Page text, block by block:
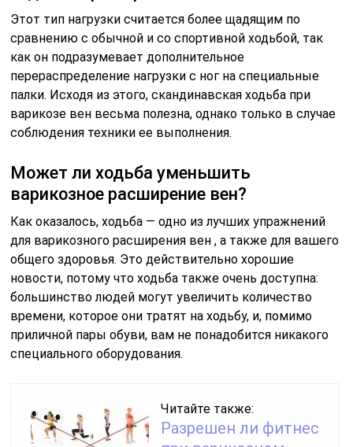
Этот тип нагрузки считается более щадящим по
сравнению с обычной и со спортивной ходьбой, так
как он подразумевает дополнительное
перераспределение нагрузки с ног на специальные
палки. Исходя из этого, скандинавская ходьба при
варикозе вен весьма полезна, однако только в случае
соблюдения техники ее выполнения.
Может ли ходьба уменьшить
варикозное расширение вен?
Как оказалось, ходьба — одно из лучших упражнений
для варикозного расширения вен , а также для вашего
общего здоровья. Это действительно хорошие
новости, потому что ходьба также очень доступна:
большинство людей могут увеличить количество
времени, которое они тратят на ходьбу, и, помимо
приличной пары обуви, вам не понадобится никакого
специального оборудования.
Читайте также:
Разрешен ли фитнес